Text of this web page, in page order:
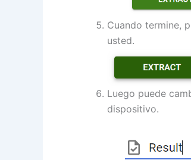
Cuando termine,
usted.
Luego puede
dispositivo.